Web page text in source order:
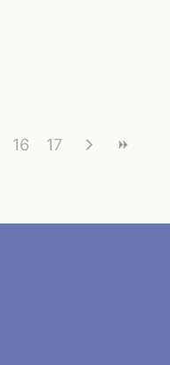
10
13 14 15
16 17